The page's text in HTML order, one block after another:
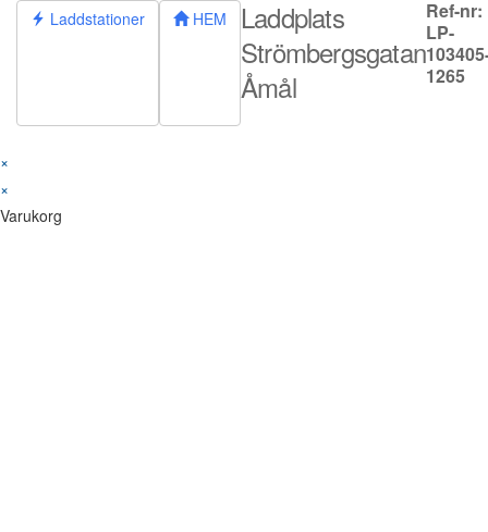
Hoppa Laddstationer HEM
Laddplats
Strömbergsgatan
Åmål
Ref-nr:
LP-
1265
×
×
Varukorg